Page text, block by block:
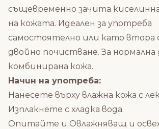
същевременно зачита
на кожата. Идеален за употреба
самостоятелно или като втора
двойно почистване. За нормална
комбинирана кожа.
Начин на употреба:
Нанесете върху влажна кожа с
Изплакнете с хладка вода.
Опитайте и Овлажняващ и